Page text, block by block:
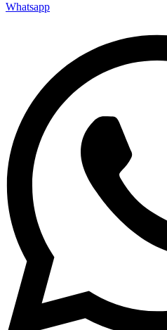
Whatsapp